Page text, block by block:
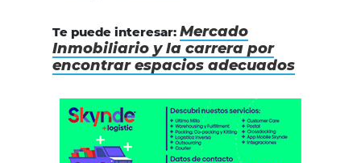
Te puede interesar: Mercado
Inmobiliario y la carrera por
encontrar espacios adecuados